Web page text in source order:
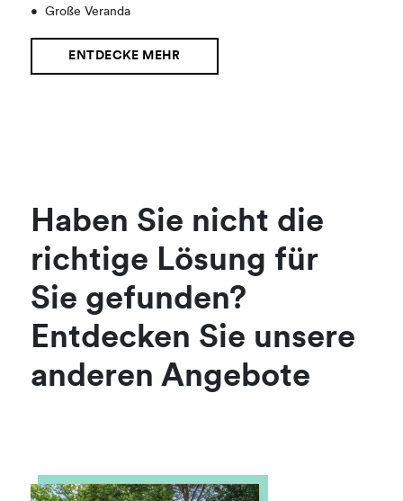
•
Große Veranda
ENTDECKE MEHR
Haben Sie nicht die
richtige Lösung für
Sie gefunden?
Entdecken Sie unsere
anderen Angebote